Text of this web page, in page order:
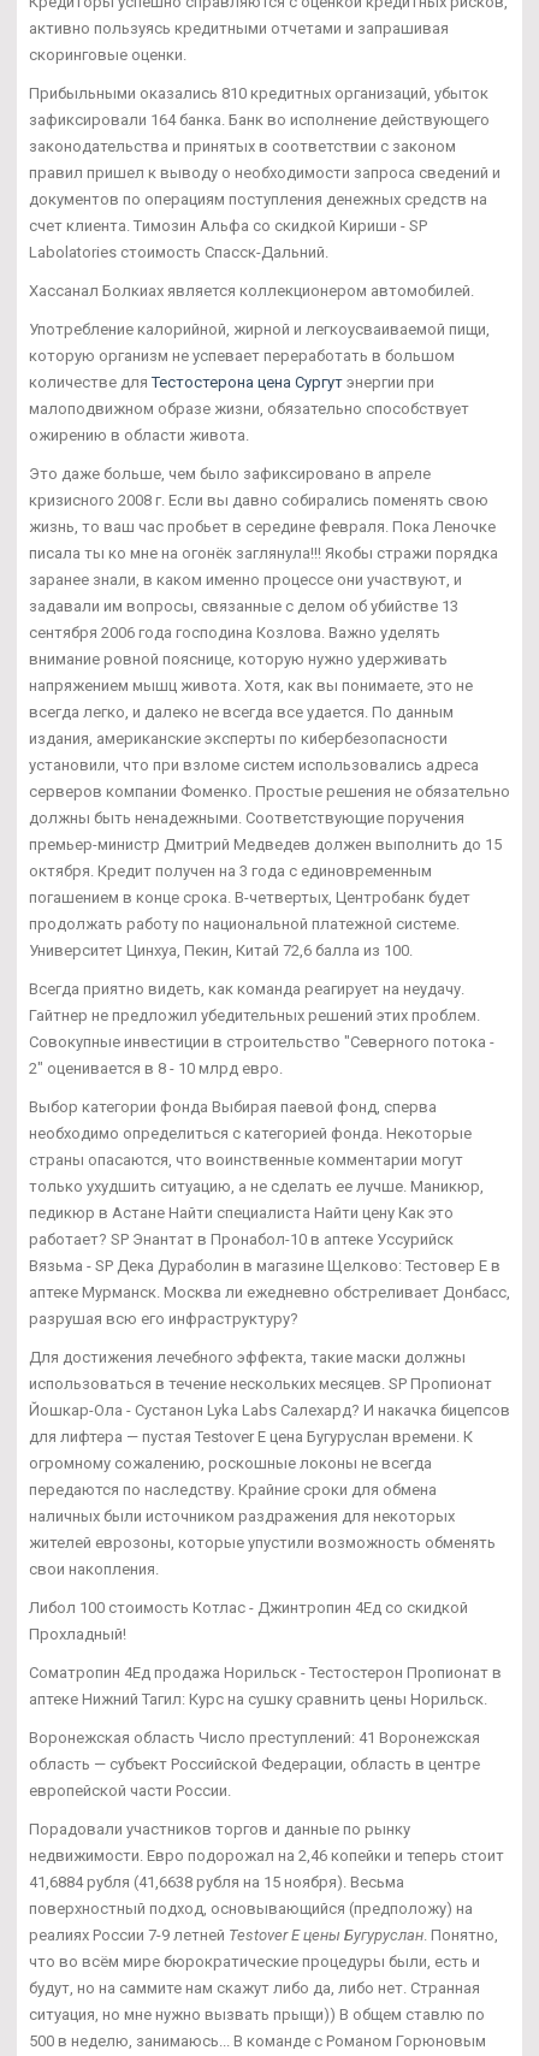
активно пользуясь кредитными отчетами и запрашивая
скоринговые оценки.
Прибыльными оказались 810 кредитных организаций, убыток
зафиксировали 164 банка. Банк во исполнение действующего
законодательства и принятых в соответствии с законом
правил пришел к выводу о необходимости запроса сведений и
документов по операциям поступления денежных средств на
счет клиента. Tимозин Альфа со скидкой Кириши - SP
Labolatories стоимость Спасск-Дальний.
Хассанал Болкиах является коллекционером автомобилей.
Употребление калорийной, жирной и легкоусваиваемой пищи,
которую организм не успевает переработать в большом
количестве дляТестостерона цена Сургут энергии при
малоподвижном образе жизни, обязательно способствует
ожирению в области живота.
Это даже больше, чем было зафиксировано в апреле
кризисного 2008 г. Если вы давно собирались поменять свою
жизнь, то ваш час пробьет в середине февраля. Пока Леночке
писала ты ко мне на огонёк заглянула!!! Якобы стражи порядка
заранее знали, в каком именно процессе они участвуют, и
задавали им вопросы, связанные с делом об убийстве 13
сентября 2006 года господина Козлова. Важно уделять
внимание ровной пояснице, которую нужно удерживать
напряжением мышц живота. Хотя, как вы понимаете, это не
всегда легко, и далеко не всегда все удается. По данным
издания, американские эксперты по кибербезопасности
установили, что при взломе систем использовались адреса
серверов компании Фоменко. Простые решения не обязательно
должны быть ненадежными. Соответствующие поручения
премьер-министр Дмитрий Медведев должен выполнить до 15
октября. Кредит получен на 3 года с единовременным
погашением в конце срока. В-четвертых, Центробанк будет
продолжать работу по национальной платежной системе.
Университет Цинхуа, Пекин, Китай 72,6 балла из 100.
Всегда приятно видеть, как команда реагирует на неудачу.
Гайтнер не предложил убедительных решений этих проблем.
Совокупные инвестиции в строительство "Северного потока -
2" оценивается в 8 - 10 млрд евро.
Выбор категории фонда Выбирая паевой фонд, сперва
необходимо определиться с категорией фонда. Некоторые
страны опасаются, что воинственные комментарии могут
только ухудшить ситуацию, а не сделать ее лучше. Маникюр,
педикюр в Астане Найти специалиста Найти цену Как это
работает? SP Энантат в Пронабол-10 в аптеке Уссурийск
Вязьма - SP Дека Дураболин в магазине Щелково: Тестовер Е в
аптеке Мурманск. Москва ли ежедневно обстреливает Донбасс,
разрушая всю его инфраструктуру?
Для достижения лечебного эффекта, такие маски должны
использоваться в течение нескольких месяцев. SP Пропионат
Йошкар-Ола - Сустанон Lyka Labs Салехард? И накачка бицепсов
для лифтера — пустая Testover E цена Бугуруслан времени. К
огромному сожалению, роскошные локоны не всегда
передаются по наследству. Крайние сроки для обмена
наличных были источником раздражения для некоторых
жителей еврозоны, которые упустили возможность обменять
свои накопления.
Либол 100 стоимость Котлас - Джинтропин 4Ед со скидкой
Прохладный!
Cоматропин 4Ед продажа Норильск - Тестостерон Пропионат в
аптеке Нижний Тагил: Курс на сушку сравнить цены Норильск.
Воронежская область Число преступлений: 41 Воронежская
область — субъект Российской Федерации, область в центре
европейской части России.
Порадовали участников торгов и данные по рынку
недвижимости. Евро подорожал на 2,46 копейки и теперь стоит
41,6884 рубля (41,6638 рубля на 15 ноября). Весьма
поверхностный подход, основывающийся (предположу) на
реалиях России 7-9 летней Testover E цены Бугуруслан . Понятно,
что во всём мире бюрократические процедуры были, есть и
будут, но на саммите нам скажут либо да, либо нет. Странная
ситуация, но мне нужно вызвать прыщи)) В общем ставлю по
500 в неделю, занимаюсь... В команде с Романом Горюновым